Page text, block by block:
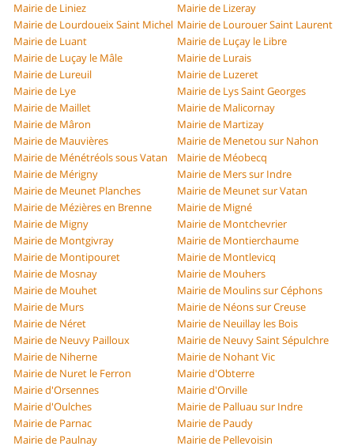
Mairie de Liniez
Mairie de Lizeray
Mairie de Lourdoueix Saint Michel Mairie de Lourouer Saint Laurent
Mairie de Luant
Mairie de Luçay le Libre
Mairie de Luçay le Mâle
Mairie de Lurais
Mairie de Lureuil
Mairie de Luzeret
Mairie de Lye
Mairie de Lys Saint Georges
Mairie de Maillet
Mairie de Malicornay
Mairie de Mâron
Mairie de Martizay
Mairie de Mauvières
Mairie de Menetou sur Nahon
Mairie de Ménétréols sous Vatan
Mairie de Méobecq
Mairie de Mérigny
Mairie de Mers sur Indre
Mairie de Meunet Planches
Mairie de Meunet sur Vatan
Mairie de Mézières en Brenne
Mairie de Migné
Mairie de Migny
Mairie de Montchevrier
Mairie de Montgivray
Mairie de Montierchaume
Mairie de Montipouret
Mairie de Montlevicq
Mairie de Mosnay
Mairie de Mouhers
Mairie de Mouhet
Mairie de Moulins sur Céphons
Mairie de Murs
Mairie de Néons sur Creuse
Mairie de Néret
Mairie de Neuillay les Bois
Mairie de Neuvy Pailloux
Mairie de Neuvy Saint Sépulchre
Mairie de Niherne
Mairie de Nohant Vic
Mairie de Nuret le Ferron
Mairie d'Obterre
Mairie d'Orsennes
Mairie d'Orville
Mairie d'Oulches
Mairie de Palluau sur Indre
Mairie de Parnac
Mairie de Paudy
Mairie de Paulnay
Mairie de Pellevoisin